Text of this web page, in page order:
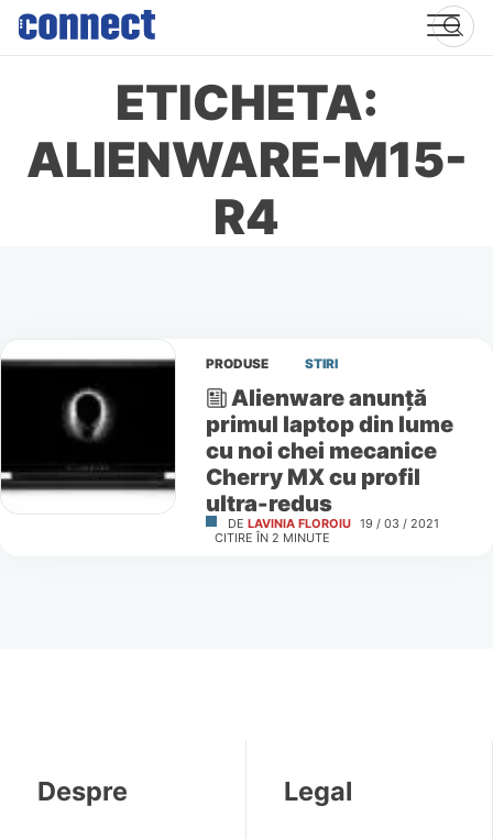
Skip
content
ETICHETA:
ALIENWARE-M15-
R4
PRODUSE STIRI
Alienware anunță
primul laptop din lume
cu noi chei mecanice
Cherry MX cu profil
ultra-redus
DE LAVINIA FLOROIU 19 / 03 / 2021
CITIRE ÎN 2 MINUTE
Despre Legal